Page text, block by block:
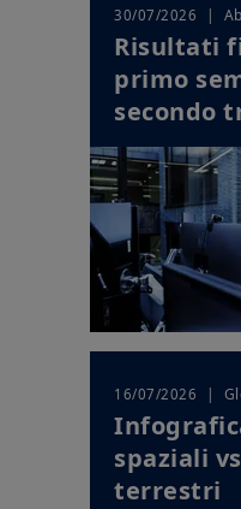
30/07/2026 |
Risultati
primo
secondo
16/07/2026 |
spaziali
terrestri